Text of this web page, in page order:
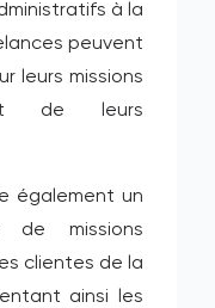
à la
peuvent
leurs missions
de leurs
également un
missions
clientes de la
ainsi les